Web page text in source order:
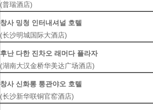
(普瑞酒店)
창사 밍청 인터내셔널 호텔
(长沙明城国际大酒店)
후난 다한 진차오 래머다 플라자
(湖南大汉金桥华美达广场酒店)
창사 신화롱 퉁관야오 호텔
(长沙新华联铜官窑酒店)